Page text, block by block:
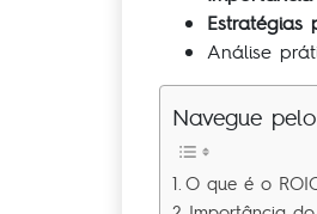
Estratégias
Análise
Navegue
O que é o